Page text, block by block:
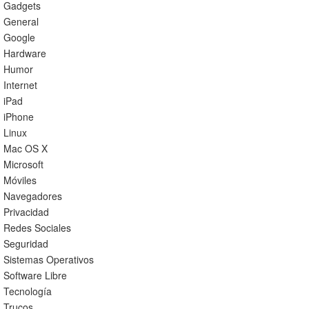
Gadgets
General
Google
Hardware
Humor
Internet
iPad
iPhone
Linux
Mac OS X
Microsoft
Móviles
Navegadores
Privacidad
Redes Sociales
Seguridad
Sistemas Operativos
Software Libre
Tecnología